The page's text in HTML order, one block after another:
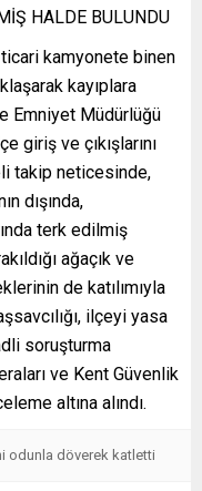
HALDE BULUNDU
kamyonete binen
kayıplara
Emniyet Müdürlüğü
giriş ve çıkışlarını
takip neticesinde,
dışında,
terk edilmiş
ağaçık ve
de katılımıyla
ilçeyi yasa
soruşturma
ve Kent Güvenlik
altına alındı.
odunla döverek katletti